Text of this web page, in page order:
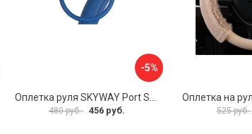
-5%
480 руб. 456 руб. 525 руб.